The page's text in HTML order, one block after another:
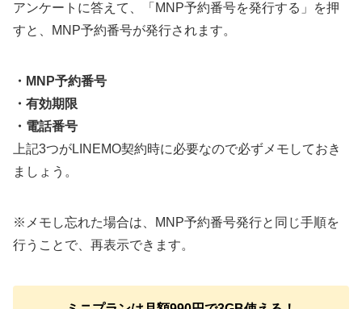
アンケートに答えて、「MNP予約番号を発行する」を押
すと、MNP予約番号が発行されます。
・MNP予約番号
・有効期限
・電話番号
上記3つがLINEMO契約時に必要なので必ずメモしておき
ましょう。
※メモし忘れた場合は、MNP予約番号発行と同じ手順を
行うことで、再表示できます。